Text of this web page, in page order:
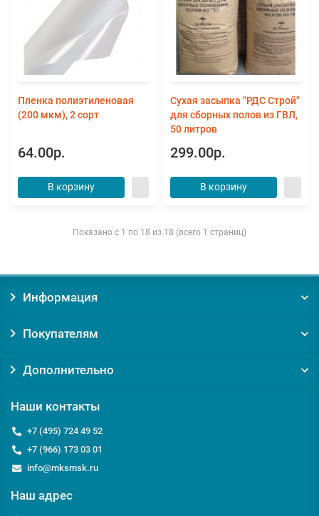
Пленка полиэтиленовая
(200 мкм), 2 сорт
64.00р.
В корзину
Сухая засыпка "РДС Строй"
для сборных полов из ГВЛ,
50 литров
299.00р.
В корзину
Показано с 1 по 18 из 18 (всего 1 страниц)
Информация
Покупателям
Дополнительно
Наши контакты
+7 (495) 724 49 52
+7 (966) 173 03 01
info@mksmsk.ru
Наш адрес